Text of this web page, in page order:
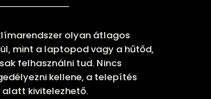
olyan átlagos
mint a laptopod vagy a hűtőd,
felhasználni tud. Nincs
kellene, a telepítés
alatt kivitelezhető.